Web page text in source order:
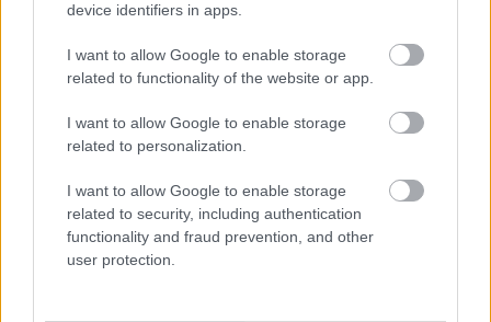
device identifiers in apps.
I want to allow Google to enable storage
related to functionality of the website or app.
I want to allow Google to enable storage
related to personalization.
I want to allow Google to enable storage
related to security, including authentication
functionality and fraud prevention, and other
user protection.
masanduku ya CrossFit ya eneo lako ni hatua nzuri
ya kwanza. Mazoezi haya hutoa jumuiya inayounga
mkono na makocha wenye uzoefu. Yanakusaidia
kuendesha safari yako ya siha. Vipindi vya awali vya
mafunzo vinazingatia harakati za msingi na mbinu,
na kuhakikisha utangulizi salama.
Gharama za programu hizi za utangulizi
hutofautiana katika maeneo mbalimbali, lakini
uwekezaji kwa kawaida hujumuisha madarasa